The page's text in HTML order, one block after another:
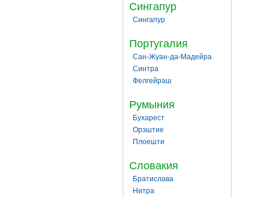
Сингапур
Сингапур
Португалия
Сан-Жуан-да-Мадейра
Синтра
Фелгейраш
Румыния
Бухарест
Орэштие
Плоешти
Словакия
Братислава
Нитра